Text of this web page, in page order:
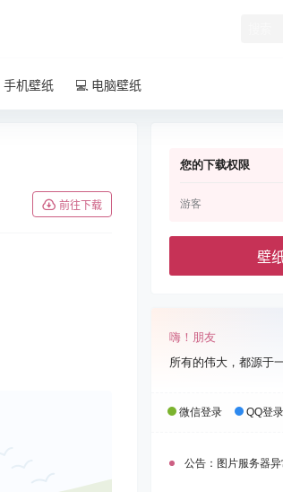
手机壁纸 💻 电脑壁纸
前往下载
您的下载权限
游客
壁
嗨！朋友
所有的伟大，都源于
微信登录 QQ登录
公告： 图片服务器异